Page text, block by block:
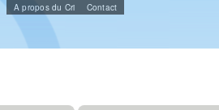
A propos du Cri Contact